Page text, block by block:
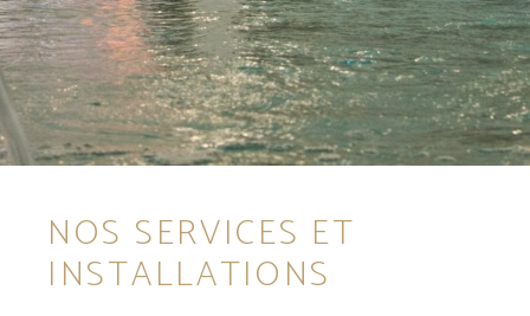
NOS SERVICES ET
INSTALLATIONS